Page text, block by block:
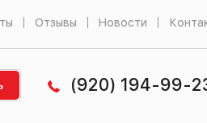
Отзывы Новости
(920) 194-99-